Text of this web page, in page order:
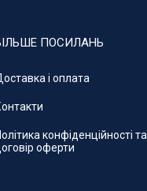
ПОСИЛАНЬ
і оплата
конфіденційності та
оферти